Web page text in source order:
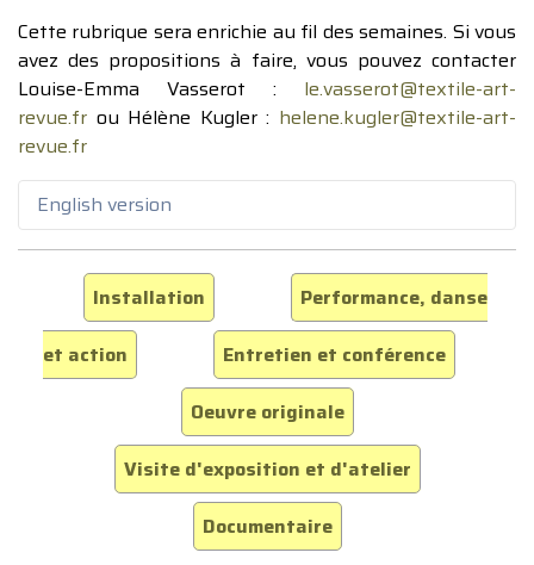
Cette rubrique sera enrichie au fil des semaines. Si vous
avez des propositions à faire, vous pouvez contacter
Louise-Emma Vasserot : le.vasserot@textile-art-
revue.fr ou Hélène Kugler : helene.kugler@textile-art-
revue.fr
English version
Installation
Performance, danse
et action
Entretien et conférence
Oeuvre originale
Visite d'exposition et d'atelier
Documentaire